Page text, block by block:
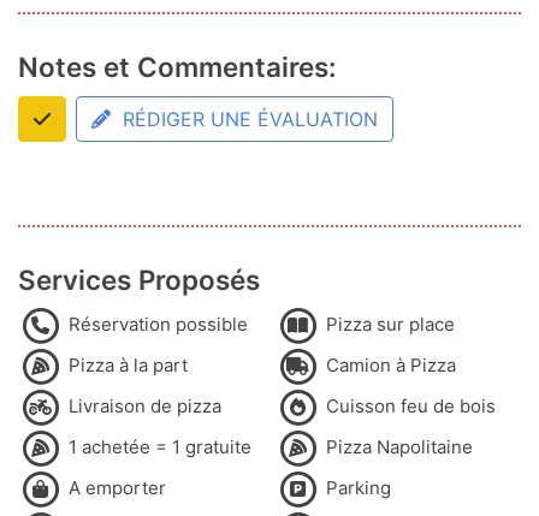
Notes et Commentaires:
RÉDIGER UNE ÉVALUATION
Services Proposés
Réservation possible
Pizza sur place
Pizza à la part
Camion à Pizza
Livraison de pizza
Cuisson feu de bois
1 achetée = 1 gratuite
Pizza Napolitaine
A emporter
Parking